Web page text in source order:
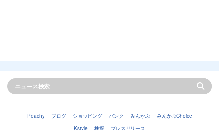
Peachy ブログ ショッピング バンク みんかぶ
みんかぶChoice
Kstyle
株探 プレスリリース